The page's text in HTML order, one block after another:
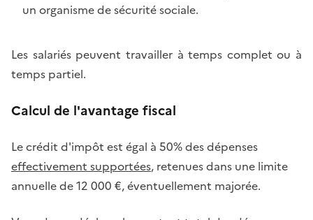
un organisme de sécurité sociale.
Les salariés peuvent travailler à temps complet ou à
temps partiel.
Calcul de l'avantage fiscal
Le crédit d'impôt est égal à 50% des dépenses
effectivement supportées, retenues dans une limite
annuelle de 12 000 €, éventuellement majorée.